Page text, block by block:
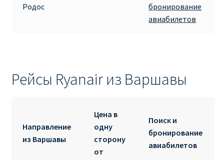
Родос
бронирование
авиабилетов
Рейсы Ryanair из Варшавы
Направление
из Варшавы
Цена в
одну
сторону
от
Поиск и
бронирование
авиабилетов